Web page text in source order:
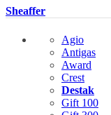
Sheaffer
Agio
Antigas
Award
Crest
Destak
Gift 100